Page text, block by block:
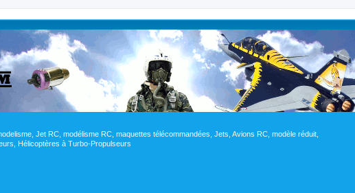
Jet RC, modélisme RC, maquettes télécommandées, Jets, Avions RC, modèle réduit,
Hélicoptères à Turbo-Propulseurs